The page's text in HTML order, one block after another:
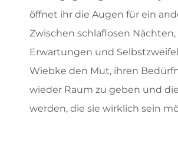
öffnet ihr die Augen für ein
Zwischen schlaflosen Nächten,
Erwartungen und
Wiebke den Mut, ihren
wieder Raum zu geben und
werden, die sie wirklich sein